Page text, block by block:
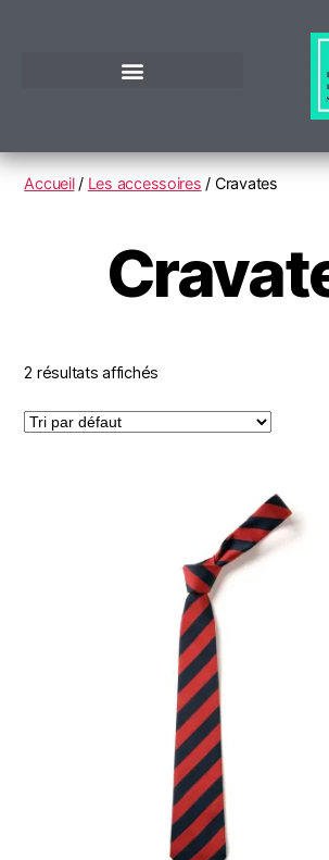
Accueil/ Les accessoires / Cravates
2 résultats affichés